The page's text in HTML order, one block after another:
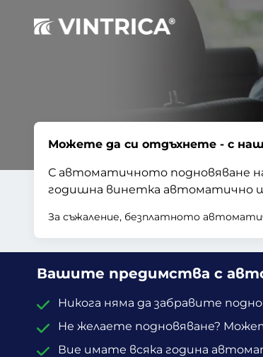
Можете да си отдъхнете - с
С автоматичното подновяване
годишна винетка автоматично
За съжаление, безплатното
Вашите предимства с
Никога няма да забравите
Не желаете подновяване?
Вие имате всяка година